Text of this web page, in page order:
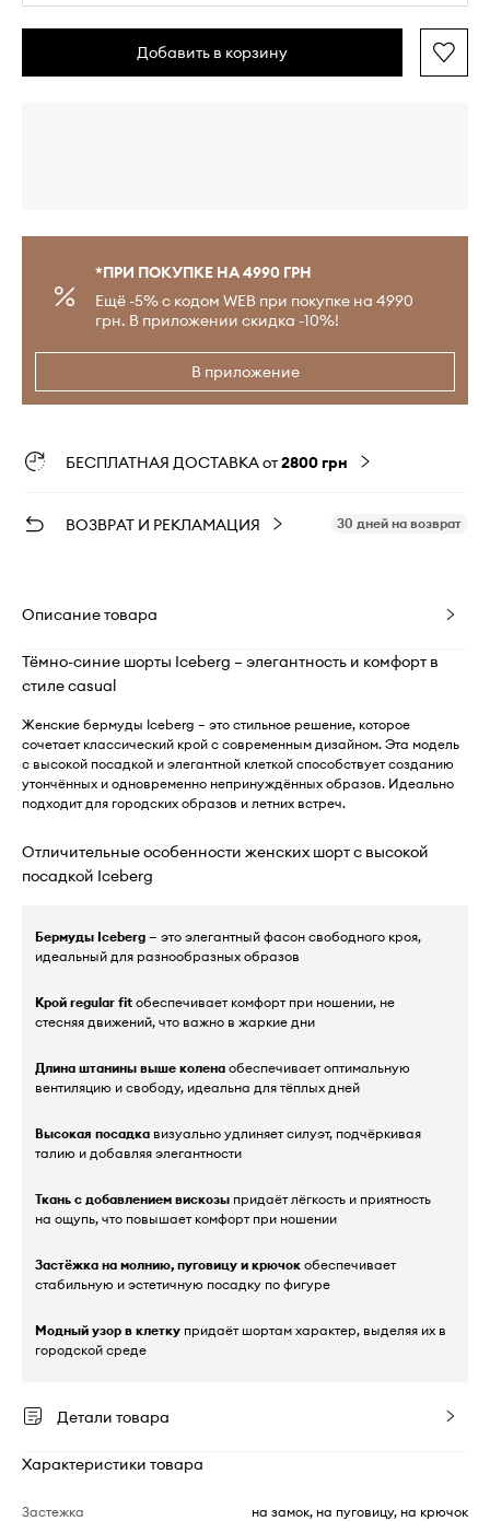
Добавить в корзину
*ПРИ ПОКУПКЕ НА 4990 ГРН
Ещё -5% с кодом WEB при покупке на 4990
грн. В приложении скидка -10%!
В приложение
БЕСПЛАТНАЯ ДОСТАВКА от2800 грн
ВОЗВРАТ И РЕКЛАМАЦИЯ 30 дней на возврат
Описание товара
Тёмно-синие шорты Iceberg – элегантность и комфорт в
стиле casual
Женские бермуды Iceberg – это стильное решение, которое
сочетает классический крой с современным дизайном. Эта модель
с высокой посадкой и элегантной клеткой способствует созданию
утончённых и одновременно непринуждённых образов. Идеально
подходит для городских образов и летних встреч.
Отличительные особенности женских шорт с высокой
посадкой Iceberg
Бермуды Iceberg — это элегантный фасон свободного кроя,
идеальный для разнообразных образов
Крой regular fit обеспечивает комфорт при ношении, не
стесняя движений, что важно в жаркие дни
Длина штанины выше колена обеспечивает оптимальную
вентиляцию и свободу, идеальна для тёплых дней
Высокая посадка визуально удлиняет силуэт, подчёркивая
талию и добавляя элегантности
Ткань с добавлением вискозы придаёт лёгкость и приятность
на ощупь, что повышает комфорт при ношении
Застёжка на молнию, пуговицу и крючок обеспечивает
стабильную и эстетичную посадку по фигуре
Модный узор в клетку придаёт шортам характер, выделяя их в
городской среде
Детали товара
Характеристики товара
Застежка на замок, на пуговицу, на крючок